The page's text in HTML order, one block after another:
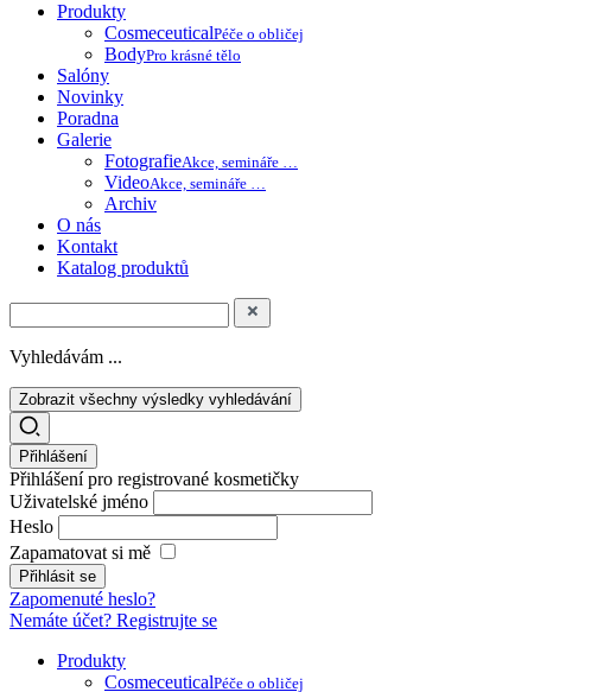
Produkty
CosmeceuticalPéče o obličej
BodyPro krásné tělo
Salóny
Novinky
Poradna
Galerie
FotografieAkce, semináře …
VideoAkce, semináře …
Archiv
O nás
Kontakt
Katalog produktů
Vyhledávám ...
Zobrazit všechny výsledky vyhledávání
Přihlášení
Přihlášení pro registrované kosmetičky
Uživatelské jméno
Heslo
Zapamatovat si mě
Zapomenuté heslo?
Nemáte účet? Registrujte se
Produkty
CosmeceuticalPéče o obličej